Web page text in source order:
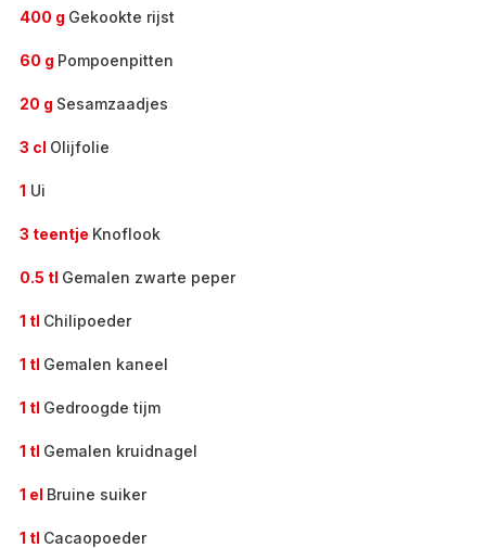
400 g Gekookte rijst
60 g Pompoenpitten
20 g Sesamzaadjes
3 cl Olijfolie
1 Ui
3 teentje Knoflook
0.5 tl Gemalen zwarte peper
1 tl Chilipoeder
1 tl Gemalen kaneel
1 tl Gedroogde tijm
1 tl Gemalen kruidnagel
1 el Bruine suiker
1 tl Cacaopoeder